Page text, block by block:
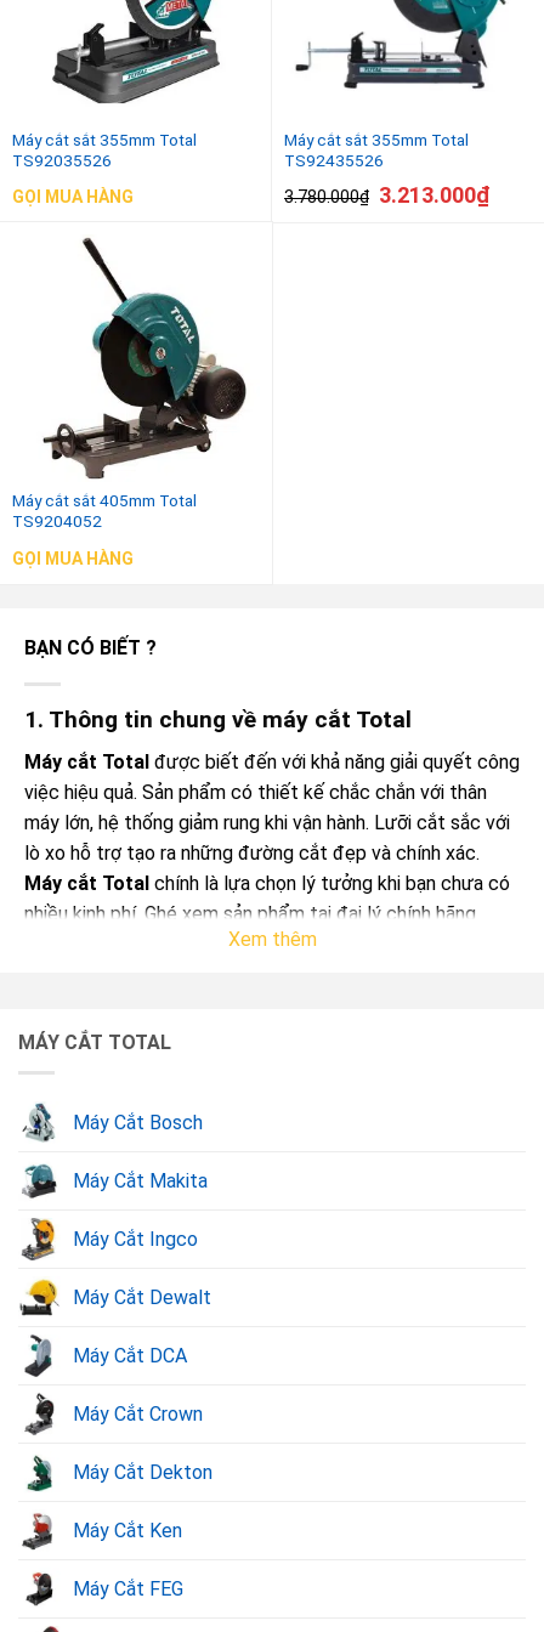
Máy cắt sắt 355mm Total
TS92035526
GỌI MUA HÀNG
Máy cắt sắt 355mm Total
TS92435526
3.780.000₫ 3.213.000₫
Máy cắt sắt 405mm Total
TS9204052
GỌI MUA HÀNG
BẠN CÓ BIẾT ?
1. Thông tin chung về máy cắt Total
Máy cắt Total được biết đến với khả năng giải quyết công
việc hiệu quả. Sản phẩm có thiết kế chắc chắn với thân
máy lớn, hệ thống giảm rung khi vận hành. Lưỡi cắt sắc với
lò xo hỗ trợ tạo ra những đường cắt đẹp và chính xác.
Máy cắt Total chính là lựa chọn lý tưởng khi bạn chưa có
nhiều kinh phí. Ghé xem sản phẩm tại đại lý chính hãng
Các dòng sản phẩm khác của thương hiệu Total:
Máy cắt gạch Total
Máy cắt sắt Total
Máy cắt rãnh tường Total
2. Bảng giá máy cắt Total nhập khẩu chính
hãng
Xem thêm
MÁY CẮT TOTAL
Máy Cắt Bosch
Máy Cắt Makita
Máy Cắt Ingco
Máy Cắt Dewalt
Máy Cắt DCA
Máy Cắt Crown
Máy Cắt Dekton
Máy Cắt Ken
Máy Cắt FEG